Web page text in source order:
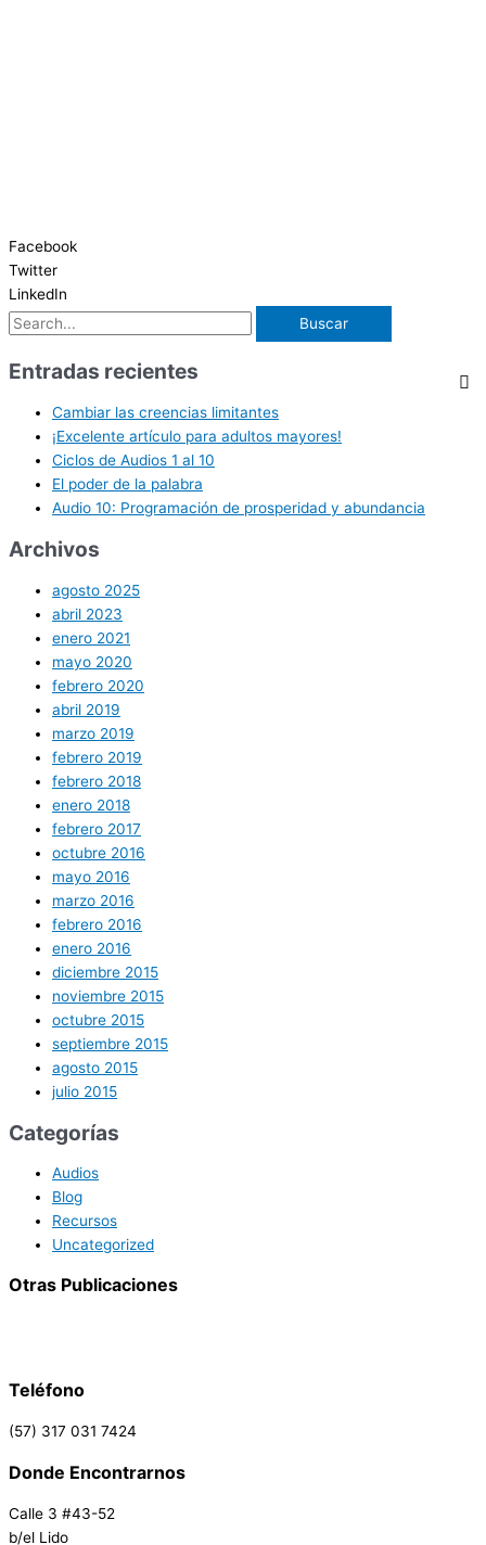
Facebook
Twitter
LinkedIn
Entradas recientes
Cambiar las creencias limitantes
¡Excelente artículo para adultos mayores!
Ciclos de Audios 1 al 10
El poder de la palabra
Audio 10: Programación de prosperidad y abundancia
Archivos
agosto 2025
abril 2023
enero 2021
mayo 2020
febrero 2020
abril 2019
marzo 2019
febrero 2019
febrero 2018
enero 2018
febrero 2017
octubre 2016
mayo 2016
marzo 2016
febrero 2016
enero 2016
diciembre 2015
noviembre 2015
octubre 2015
septiembre 2015
agosto 2015
julio 2015
Categorías
Audios
Blog
Recursos
Uncategorized
Otras Publicaciones
Teléfono
(57) 317 031 7424
Donde Encontrarnos
Calle 3 #43-52
b/el Lido